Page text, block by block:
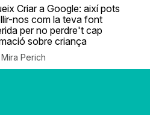
Criar a Google: així pots
nos com la teva font
per no perdre't cap
sobre criança
Perich